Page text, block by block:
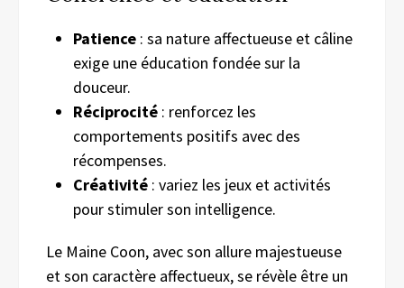
Patience : sa nature affectueuse et câline
exige une éducation fondée sur la
douceur.
Réciprocité : renforcez les
comportements positifs avec des
récompenses.
Créativité : variez les jeux et activités
pour stimuler son intelligence.
Le Maine Coon, avec son allure majestueuse
et son caractère affectueux, se révèle être un